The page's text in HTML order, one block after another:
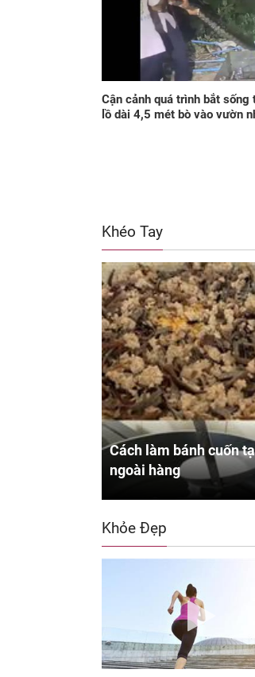
Cận cảnh quá trình bắt sống
lồ dài 4,5 mét bò vào vườn
Khéo Tay
Cách làm bánh cuốn
ngoài hàng
Khỏe Đẹp